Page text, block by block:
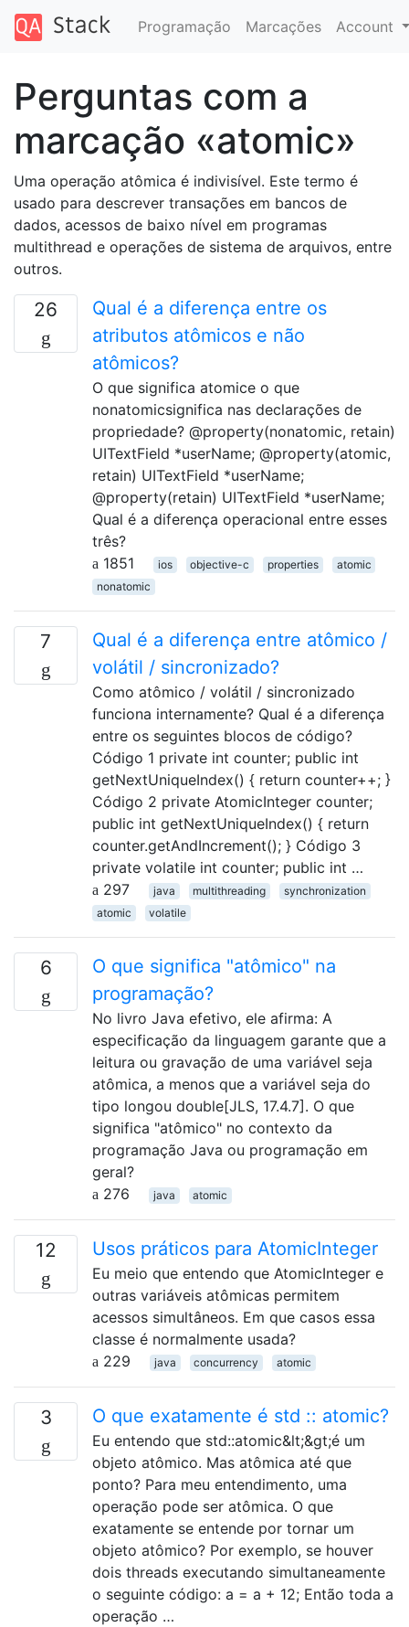
Programação Marcações Account
Perguntas com a
marcação «atomic»
Uma operação atômica é indivisível. Este termo é
usado para descrever transações em bancos de
dados, acessos de baixo nível em programas
multithread e operações de sistema de arquivos, entre
outros.
26
Qual é a diferença entre os
atributos atômicos e não
atômicos?
O que significa atomice o que
nonatomicsignifica nas declarações de
propriedade? @property(nonatomic, retain)
UITextField *userName; @property(atomic,
retain) UITextField *userName;
@property(retain) UITextField *userName;
Qual é a diferença operacional entre esses
três?
1851
ios objective-c properties
atomic
nonatomic
7
Qual é a diferença entre atômico /
volátil / sincronizado?
Como atômico / volátil / sincronizado
funciona internamente? Qual é a diferença
entre os seguintes blocos de código?
Código 1 private int counter; public int
getNextUniqueIndex() { return counter++; }
Código 2 private AtomicInteger counter;
public int getNextUniqueIndex() { return
counter.getAndIncrement(); } Código 3
private volatile int counter; public int …
297
java multithreading
synchronization
atomic
volatile
6
O que significa "atômico" na
programação?
No livro Java efetivo, ele afirma: A
especificação da linguagem garante que a
leitura ou gravação de uma variável seja
atômica, a menos que a variável seja do
tipo longou double[JLS, 17.4.7]. O que
significa "atômico" no contexto da
programação Java ou programação em
geral?
276
java atomic
12 Usos práticos para AtomicInteger
Eu meio que entendo que AtomicInteger e
outras variáveis ​​atômicas permitem
acessos simultâneos. Em que casos essa
classe é normalmente usada?
229
java concurrency atomic
3 O que exatamente é std :: atomic?
Eu entendo que std::atomic&lt;&gt;é um
objeto atômico. Mas atômica até que
ponto? Para meu entendimento, uma
operação pode ser atômica. O que
exatamente se entende por tornar um
objeto atômico? Por exemplo, se houver
dois threads executando simultaneamente
o seguinte código: a = a + 12; Então toda a
operação …